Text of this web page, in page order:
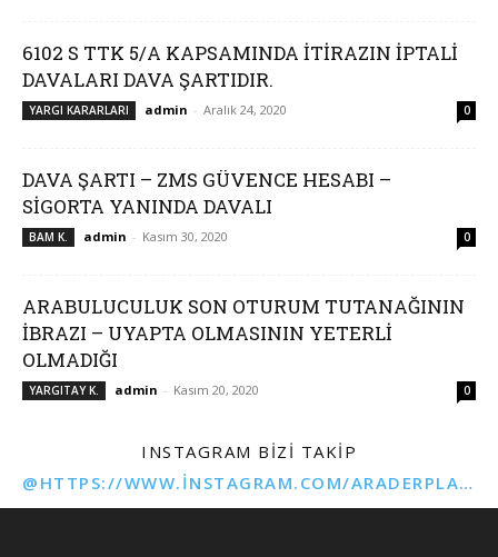
6102 S TTK 5/A KAPSAMINDA İTİRAZIN İPTALİ
DAVALARI DAVA ŞARTIDIR.
YARGI KARARLARI admin - Aralık 24, 2020 0
DAVA ŞARTI – ZMS GÜVENCE HESABI –
SİGORTA YANINDA DAVALI
BAM K. admin - Kasım 30, 2020 0
ARABULUCULUK SON OTURUM TUTANAĞININ
İBRAZI – UYAPTA OLMASININ YETERLİ
OLMADIĞI
YARGITAY K. admin - Kasım 20, 2020 0
INSTAGRAM BIZI TAKIP
@HTTPS://WWW.INSTAGRAM.COM/ARADERPLATFORMU